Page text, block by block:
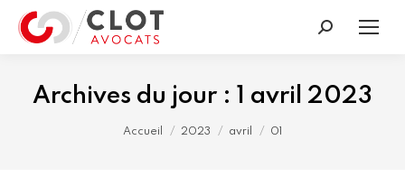
Recherche
Archives du jour : 1 avril 2023
Vous êtes ici :
Accueil 2023 avril 01